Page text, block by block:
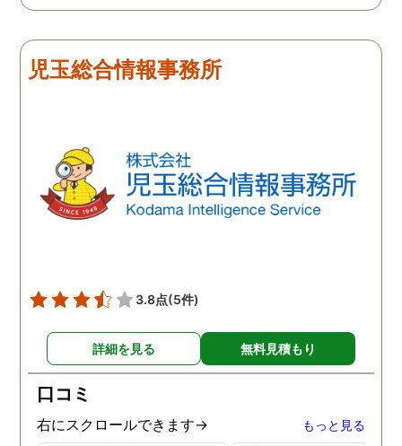
児玉総合情報事務所
3.8点(5件)
詳細を見る 無料見積もり
口コミ
右にスクロールできます→ もっと見る